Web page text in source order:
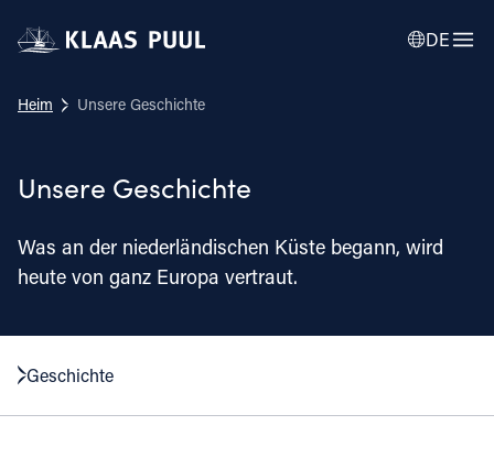
DE
Heim Unsere Geschichte
Unsere Geschichte
Was an der niederländischen Küste begann, wird
heute von ganz Europa vertraut.
Geschichte